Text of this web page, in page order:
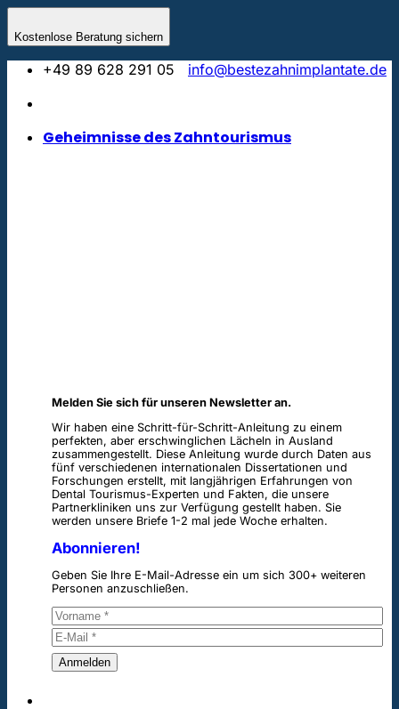
Kostenlose Beratung sichern
springen
+49 89 628 291 05
info@bestezahnimplantate.de
Geheimnisse des Zahntourismus
Melden Sie sich für unseren Newsletter an.
Wir haben eine Schritt-für-Schritt-Anleitung zu einem
perfekten, aber erschwinglichen Lächeln in Ausland
zusammengestellt. Diese Anleitung wurde durch Daten aus
fünf verschiedenen internationalen Dissertationen und
Forschungen erstellt, mit langjährigen Erfahrungen von
Dental Tourismus-Experten und Fakten, die unsere
Partnerkliniken uns zur Verfügung gestellt haben. Sie
werden unsere Briefe 1-2 mal jede Woche erhalten.
Abonnieren!
Geben Sie Ihre E-Mail-Adresse ein um sich 300+ weiteren
Personen anzuschließen.